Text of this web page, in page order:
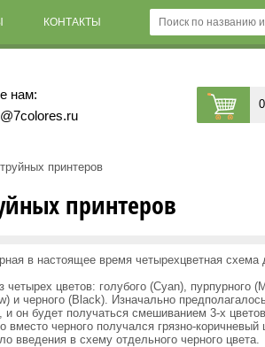
КОНТАКТЫ
нам:
принтеров
принтеров
в настоящее время четырехцветная схема
четырех цветов: голубого (Cyan), пурпурного
) и черного (Black). Изначально
и он будет получаться смешиванием 3-х
вместо черного получался грязно-коричневый
введения в схему отдельного черного цвета.